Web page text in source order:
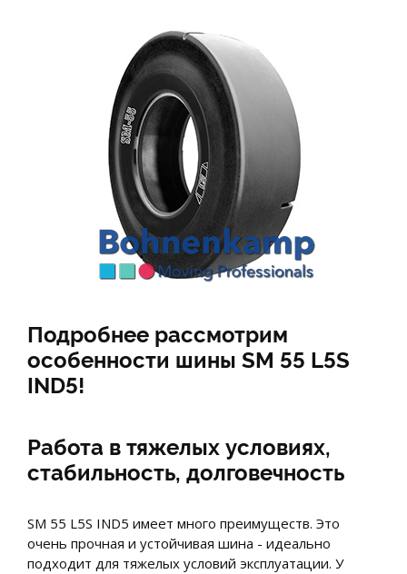
Подробнее рассмотрим
особенности шины SM 55 L5S
IND5!
Работа в тяжелых условиях,
стабильность, долговечность
SM 55 L5S IND5 имеет много преимуществ. Это
очень прочная и устойчивая шина - идеально
подходит для тяжелых условий эксплуатации. У